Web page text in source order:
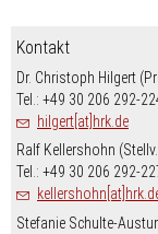
Kontakt
Dr. Christoph Hilgert
Tel.: +49 30 206 292-
hilgert[at]hrk.de
Ralf Kellershohn
Tel.: +49 30 206 292-
Stefanie Schulte-